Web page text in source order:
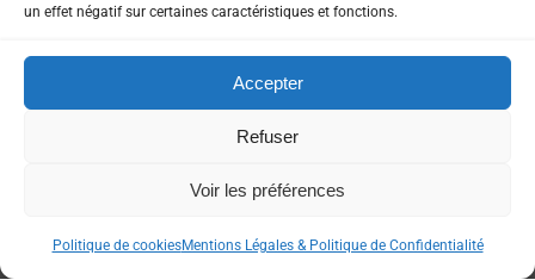
un effet négatif sur certaines caractéristiques et fonctions.
Accepter
Refuser
Voir les préférences
Politique de cookiesMentions Légales & Politique de Confidentialité
Cliquez ici
La piste forestière de
Saillagouse